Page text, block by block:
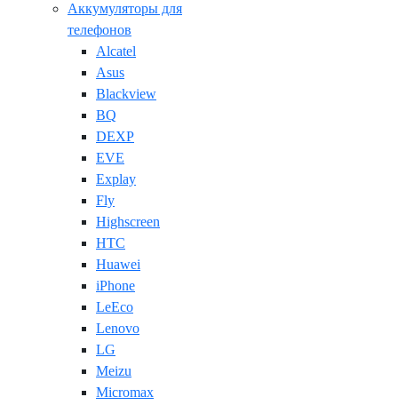
Аккумуляторы для
телефонов
Alcatel
Asus
Blackview
BQ
DEXP
EVE
Explay
Fly
Highscreen
HTC
Huawei
iPhone
LeEco
Lenovo
LG
Meizu
Micromax